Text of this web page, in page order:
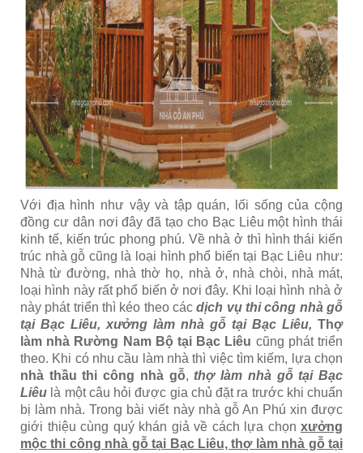
Với địa hình như vậy và tập quán, lối sống của cộng
đồng cư dân nơi đây đã tạo cho Bạc Liêu một hình thái
kinh tế, kiến trúc phong phú. Về nhà ở thì hình thái kiến
trúc nhà gỗ cũng là loại hình phổ biến tại Bạc Liêu như:
Nhà từ đường, nhà thờ họ, nhà ở, nhà chòi, nhà mát,
loại hình này rất phổ biến ở nơi đây. Khi loại hình nhà ở
này phát triển thì kéo theo cácdịch vụ thi công nhà gỗ
tại Bạc Liêu, xưởng làm nhà gỗ tại Bạc Liêu, Thợ
làm nhà Rường Nam Bộ tại Bạc Liêu cũng phát triển
theo. Khi có nhu cầu làm nhà thì việc tìm kiếm, lựa chọn
nhà thầu thi công nhà gỗ, thợ làm nhà gỗ tại Bạc
Liêu là một câu hỏi được gia chủ đặt ra trước khi chuẩn
bị làm nhà. Trong bài viết này nhà gỗ An Phú xin được
giới thiệu cùng quý khán giả về cách lựa chọn xưởng
mộc thi công nhà gỗ tại Bạc Liêu, thợ làm nhà gỗ tại